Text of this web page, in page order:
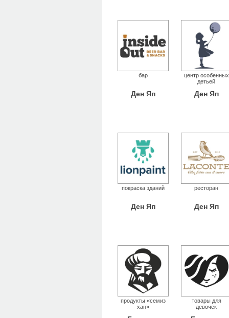
бар
Ден Яп
центр особенных
детьей
Ден Яп
покраска зданий
Ден Яп
ресторан
Ден Яп
продукты «семиз
хан»
товары для
девочек